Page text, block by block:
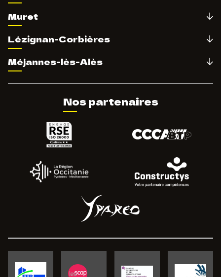
Muret
Lézignan-Corbières
Méjannes-lès-Alès
Nos partenaires